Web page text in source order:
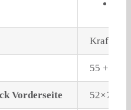
55 + 30
Vorderseite 52×74